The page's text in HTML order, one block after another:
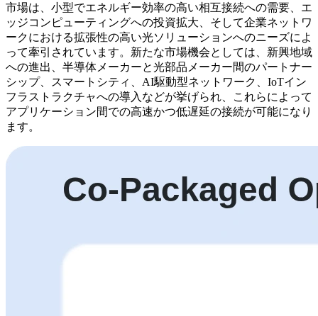
市場は、小型でエネルギー効率の高い相互接続への需要、エ
ッジコンピューティングへの投資拡大、そして企業ネットワ
ークにおける拡張性の高い光ソリューションへのニーズによ
って牽引されています。新たな市場機会としては、新興地域
への進出、半導体メーカーと光部品メーカー間のパートナー
シップ、スマートシティ、AI駆動型ネットワーク、IoTイン
フラストラクチャへの導入などが挙げられ、これらによって
アプリケーション間での高速かつ低遅延の接続が可能になり
ます。